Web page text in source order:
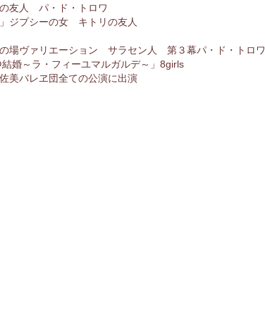
の友人 パ・ド・トロワ
」ジプシーの女 キトリの友人
の場ヴァリエーション サラセン人 第３幕パ・ド・トロワ
結婚～ラ・フィーユマルガルデ～」8girls
美バレヱ団全ての公演に出演